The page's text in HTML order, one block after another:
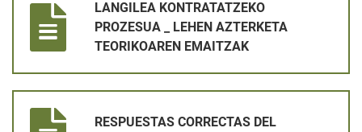
LANGILEA KONTRATATZEKO
PROZESUA _ LEHEN AZTERKETA
TEORIKOAREN EMAITZAK
RESPUESTAS CORRECTAS DEL